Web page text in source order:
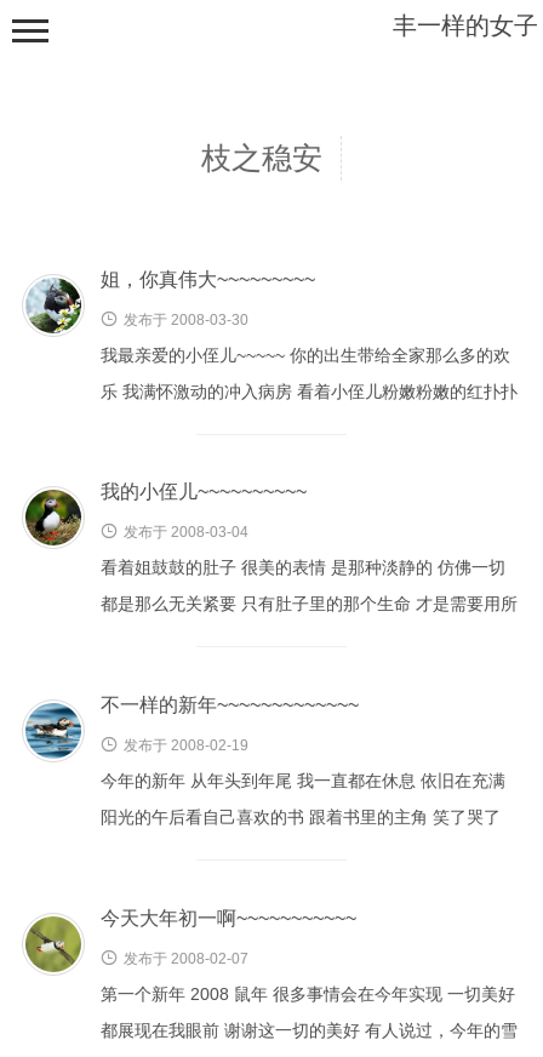
枝之稳安
姐，你真伟大~~~~~~~~~
 发布于 2008-03-30
我最亲爱的小侄儿~~~~~ 你的出生带给全家那么多的欢
乐 我满怀激动的冲入病房 看着小侄儿粉嫩粉嫩的红扑扑
我的小侄儿~~~~~~~~~~
 发布于 2008-03-04
看着姐鼓鼓的肚子 很美的表情 是那种淡静的 仿佛一切
都是那么无关紧要 只有肚子里的那个生命 才是需要用所
不一样的新年~~~~~~~~~~~~~
 发布于 2008-02-19
今年的新年 从年头到年尾 我一直都在休息 依旧在充满
阳光的午后看自己喜欢的书 跟着书里的主角 笑了哭了
今天大年初一啊~~~~~~~~~~~
 发布于 2008-02-07
第一个新年 2008 鼠年 很多事情会在今年实现 一切美好
都展现在我眼前 谢谢这一切的美好 有人说过，今年的雪
丰一样的女子
根之幽深
枝之稳安
藤之绵缠
叶之飘零